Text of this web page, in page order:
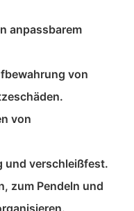
anpassbarem
von
von
und verschleißfest.
zum Pendeln und